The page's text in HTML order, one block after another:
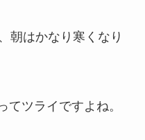
朝はかなり寒くなり
てツライですよね。